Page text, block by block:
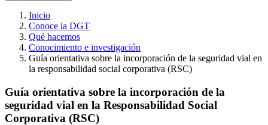
Inicio
Conoce la DGT
Qué hacemos
Conocimiento e investigación
Guía orientativa sobre la incorporación de la seguridad vial en
la responsabilidad social corporativa (RSC)
Guía orientativa sobre la incorporación de la
seguridad vial en la Responsabilidad Social
Corporativa (RSC)